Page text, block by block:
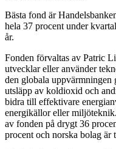
Bästa fond är
hela 37 procent under
år.
Fonden förvaltas av Patric
utvecklar eller använder
den globala uppvärmningen
utsläpp av koldioxid och
bidra till effektivare
energikällor eller
av fonden på drygt 36
procent och norska bolag är